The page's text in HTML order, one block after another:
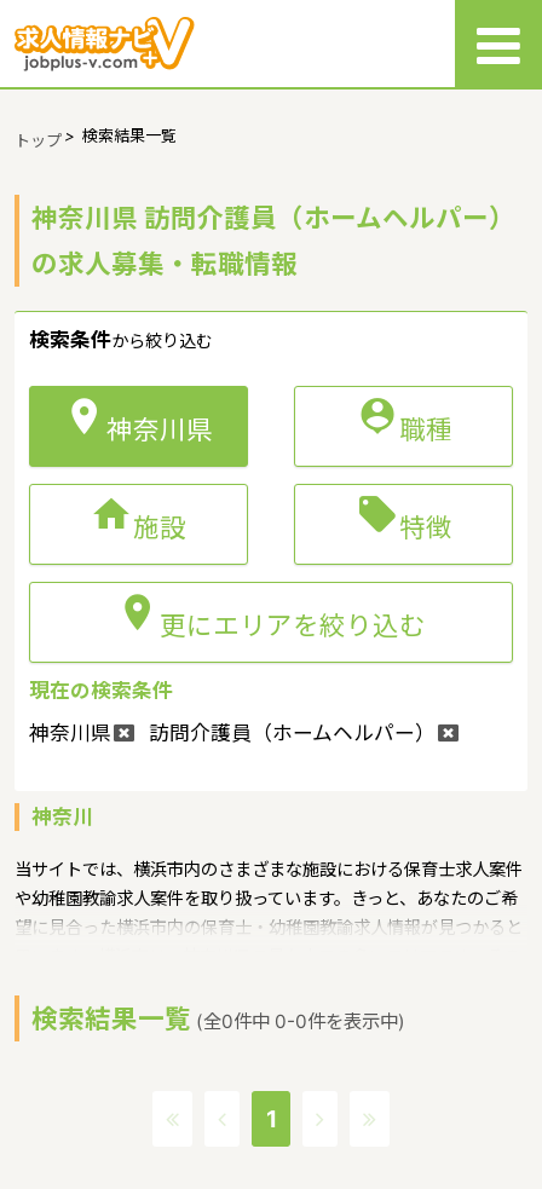
トップ> 検索結果一覧
神奈川県 訪問介護員（ホームヘルパー）
の求人募集・転職情報
検索条件から絞り込む
神奈川県 職種
施設 特徴
 更にエリアを絞り込む
現在の検索条件
神奈川県
訪問介護員（ホームヘルパー）
神奈川
当サイトでは、横浜市内のさまざまな施設における保育士求人案件
や幼稚園教諭求人案件を取り扱っています。きっと、あなたのご希
望に見合った横浜市内の保育士・幼稚園教諭求人情報が見つかると
保育士・幼稚園教諭の求人についても多数あります（特に幼稚園の
割合が多いので、求人情報としては幼稚園教諭の方が多い傾向にあ
力的な点です。横浜市での保育士・幼稚園教諭の求人探しは『求人
検索結果一覧 (全0件中 0-0件を表示中)
1